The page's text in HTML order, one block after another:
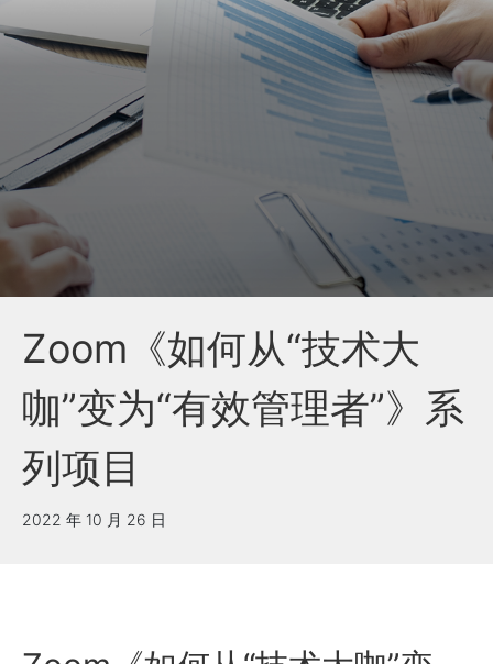
Zoom《如何从“技术大
咖”变为“有效管理者”》系
列项目
2022 年 10 月 26 日